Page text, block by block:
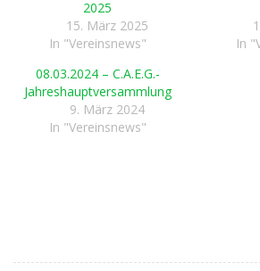
2025
15. März 2025
In "Vereinsnews"
In
08.03.2024 – C.A.E.G.-
Jahreshauptversammlung
9. März 2024
In "Vereinsnews"